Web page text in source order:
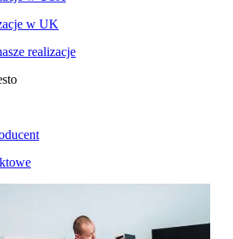
w UK
realizacje